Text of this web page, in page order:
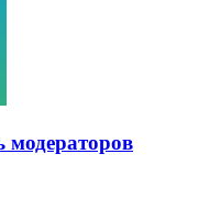
модераторов